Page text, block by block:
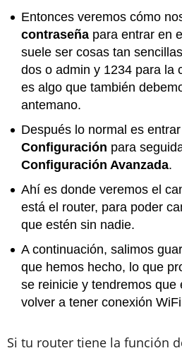
Entonces veremos cómo
contraseña para entrar en
suele ser cosas tan
dos o admin y 1234 para la
es algo que también
antemano.
Después lo normal es
Configuración para
Configuración Avanzada.
Ahí es donde veremos el
está el router, para poder
que estén sin nadie.
A continuación, salimos
que hemos hecho, lo que
se reinicie y tendremos que
volver a tener conexión
Si tu router tiene la función